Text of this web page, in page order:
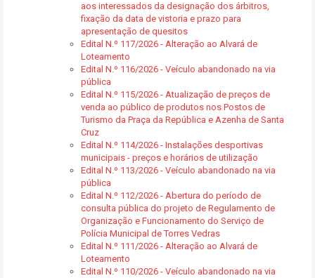
aos interessados da designação dos árbitros,
fixação da data de vistoria e prazo para
apresentação de quesitos
Edital N.º 117/2026 - Alteração ao Alvará de
Loteamento
Edital N.º 116/2026 - Veículo abandonado na via
pública
Edital N.º 115/2026 - Atualização de preços de
venda ao público de produtos nos Postos de
Turismo da Praça da República e Azenha de Santa
Cruz
Edital N.º 114/2026 - Instalações desportivas
municipais - preços e horários de utilização
Edital N.º 113/2026 - Veículo abandonado na via
pública
Edital N.º 112/2026 - Abertura do período de
consulta pública do projeto de Regulamento de
Organização e Funcionamento do Serviço de
Polícia Municipal de Torres Vedras
Edital N.º 111/2026 - Alteração ao Alvará de
Loteamento
Edital N.º 110/2026 - Veículo abandonado na via